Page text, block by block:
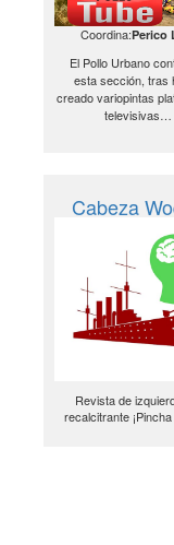
Coordina:Perico
El Pollo Urbano
esta sección, tras
creado variopintas
televisivas…
Cabeza
Revista de
recalcitrante